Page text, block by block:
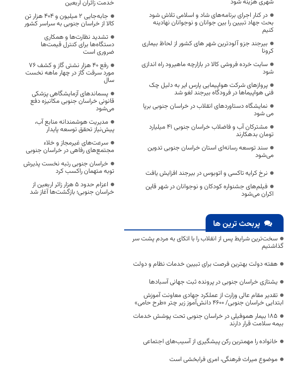
شهری هزینه شود
در کنار اجرای برنامه‌های شاد و اسلامی تلاش شود
بحث جهاد تبیین را بین جوانان و نوجوانان نهادینه
کنیم
بیرجند جزو آلودترین شهر های کشور از لحاظ بیماری
کرونا
سایت خرده فروشی کالا در بازارچه ماهیرود راه اندازی
شود
پروازهای شرکت هواپیمایی پارس ایر به دلیل چک
فنی هواپیماها در فرودگاه بیرجند لغو شد
نمایشگاه دستاوردهای انقلاب در خراسان جنوبی برپا
می شود
مشترکان آب و فاضلاب خراسان جنوبی 41 میلیارد
تومان بدهکارند
سند توسعه رسانه‌ای استان خراسان جنوبی تدوین
می‌شود
نرخ کرایه تاکسی و اتوبوس در بیرجند افزایش یافت
فیلم‌های جشنواره کودکان و نوجوانان در شهر قاین
اکران می‌شود
پربحث ترین ها
سخت‌ترین شرایط پس از انقلاب را با اتکای به مردم پشت سر
گذاشتیم
هفته دولت بهترین فرصت برای تبیین خدمات نظام و دولت
یشتازی خراسان جنوبی در پرونده ثبت جهانی آسبادها
تقدیر مقام عالی وزارت از عملکرد جهادی معاونت آموزش
ابتدایی خراسان جنوبی/ ۴۶۰۰ دانش‌آموز زیر چتر «طرح حامی»
۱۸۵ بیمار هموفیلی در خراسان جنوبی تحت پوشش خدمات
بیمه سلامت قرار دارند
خانواده را مهمترین رکن پیشگیری از آسیب‌های اجتماعی
موضوع میراث فرهنگی، امری فرابخشی است
خدمت زائران اربعین
جابه‌جایی 2 میلیون و 404 هزار تن
کالا از خراسان جنوبی به سراسر کشور
تشدید نظارت‌ها و همکاری
دستگاه‌ها برای کنترل قیمت‌ها
ضروری است
رفع 40 هزار نشتی گاز و کشف 76
مورد سرقت گاز در چهار ماهه نخست
سال
پسماندهای آزمایشگاهی پزشکی
قانونی خراسان جنوبی مکانیزه دفع
می‌شود
مدیریت هوشمندانه منابع آب،
پیش‌نیاز تحقق توسعه پایدار
سرعت‌های غیرمجاز و خلاء
مجتمع‌های رفاهی در خراسان جنوبی
خراسان جنوبی رتبه نخست پذیرش
توبه متهمان راکسب کرد
اعزام حدود 5 هزار زائر اربعین از
خراسان جنوبی؛ بازگشت‌ها آغاز شد